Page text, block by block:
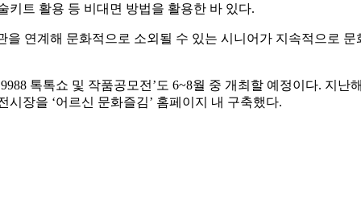
키트 활용 등 비대면 방법을 활용한 바 있다.
을 연계해 문화적으로 소외될 수 있는 시니어가 지속적으로
톡톡쇼 및 작품공모전’도 6~8월 중 개최할 예정이다. 지
장을 ‘어르신 문화즐김’ 홈페이지 내 구축했다.